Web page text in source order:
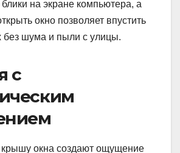
на экране компьютера, а
окно позволяет впустить
без шума и пыли с улицы.
с
окна создают ощущение